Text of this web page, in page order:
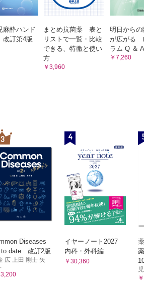
（鈴木博人，川前金幸）
マドール，タペンタドール，メサドン （
口彩乃，天谷文昌）
昌）
日野秀樹，堀耕太郎，森 隆）
利）
麻酔ハンド
訂第4版
まとめ抗菌薬 表と
リストで一覧・比較
できる、特徴と使い
方
￥3,960
明日から
が広がる
ラム Q ＆ A
￥7,260
3
Diseases
to date 改訂2版
広 上田 剛士 矢
4
イヤーノート2027
内科・外科編
￥30,360